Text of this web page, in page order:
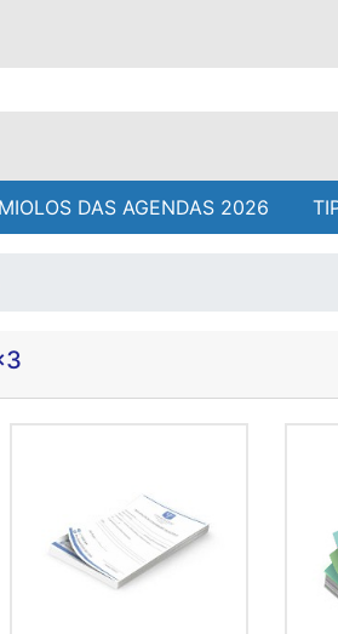
MIOLOS DAS AGENDAS 2026